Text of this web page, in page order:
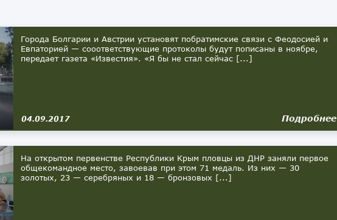
Города Болгарии и Австрии установят побратимские связи с Феодосией и
Евпаторией — сооответствующие протоколы будут пописаны в ноябре,
передает газета «Известия». «Я бы не стал сейчас [...]
04.09.2017 Подробнее
На открытом первенстве Республики Крым пловцы из ДНР заняли первое
общекомандное место, завоевав при этом 71 медаль. Из них — 30
золотых, 23 — серебряных и 18 — бронзовых [...]